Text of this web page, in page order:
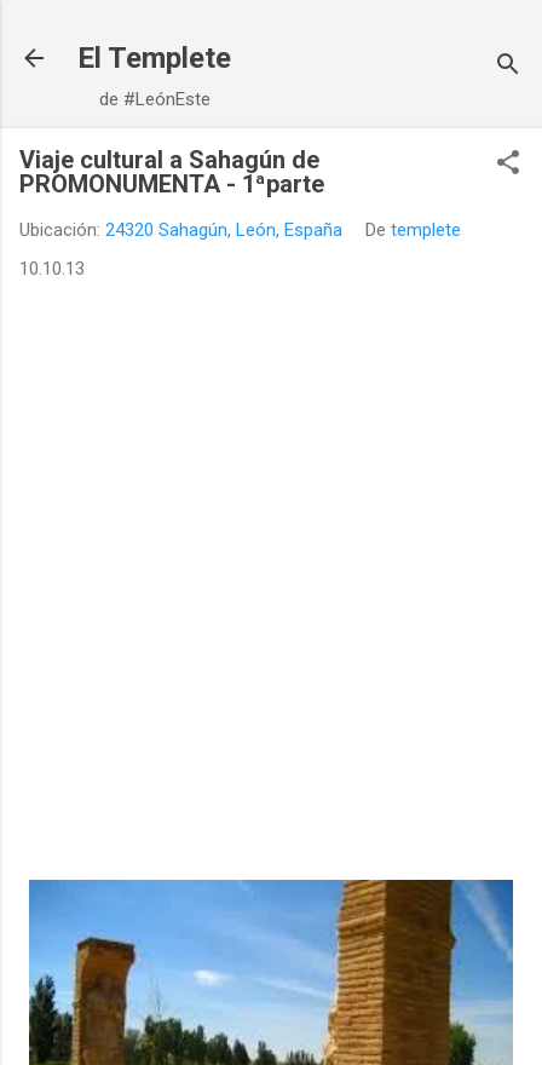
El Templete
de #LeónEste
Viaje cultural a Sahagún de
PROMONUMENTA - 1ªparte
Ubicación: 24320 Sahagún, León, España De templete
10.10.13